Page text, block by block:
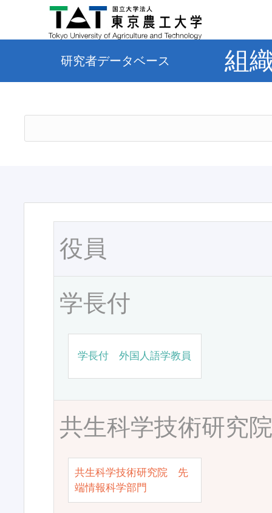
研究者データベース 組
役員
学長付
学長付 外国人語学教員
共生科学技術研究
共生科学技術研究院 先
端情報科学部門